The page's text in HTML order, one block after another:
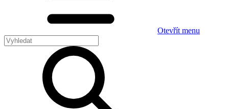
Otevřít menu